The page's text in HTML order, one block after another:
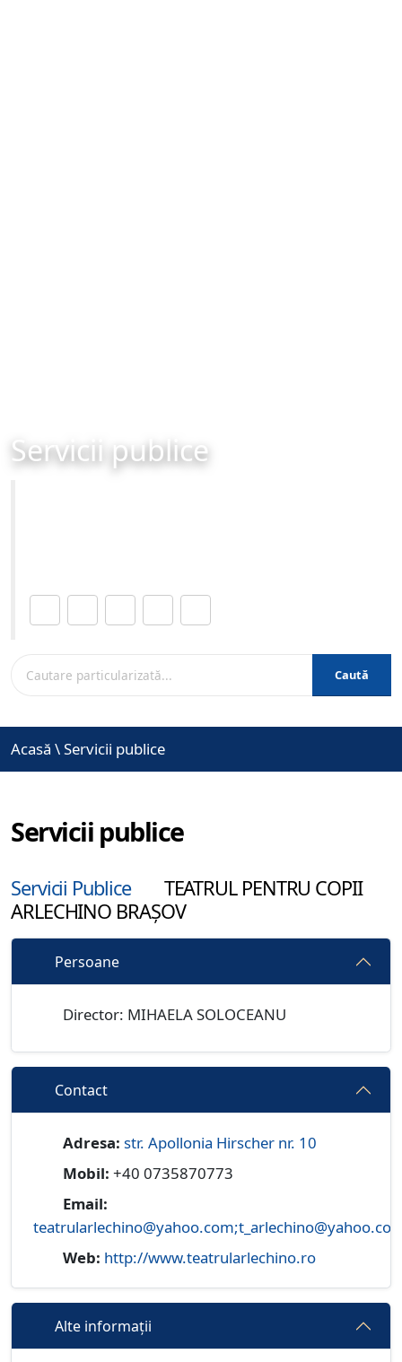
Servicii publice
Caută
Acasă \Servicii publice
Servicii publice
Servicii Publice
TEATRUL PENTRU COPII
ARLECHINO BRAȘOV
Persoane
Director: MIHAELA SOLOCEANU
Contact
Adresa: str. Apollonia Hirscher nr. 10
Mobil: +40 0735870773
Email:
Web: http://www.teatrularlechino.ro
Alte informații